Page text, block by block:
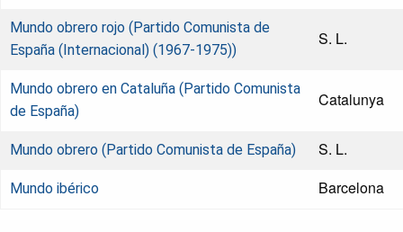
Mundo obrero rojo (Partido Comunista de
España (Internacional) (1967-1975))
S. L.
Mundo obrero en Cataluña (Partido Comunista
de España)
Catalunya
Mundo obrero (Partido Comunista de España) S. L.
Mundo ibérico Barcelona